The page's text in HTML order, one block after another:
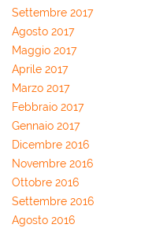
Settembre 2017
Agosto 2017
Maggio 2017
Aprile 2017
Marzo 2017
Febbraio 2017
Gennaio 2017
Dicembre 2016
Novembre 2016
Ottobre 2016
Settembre 2016
Agosto 2016